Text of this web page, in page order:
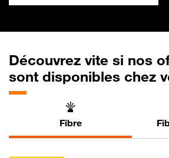
Découvrez vite si nos
sont disponibles chez
Fibre